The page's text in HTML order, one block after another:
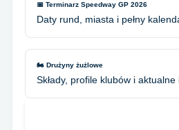
📅 Terminarz Speedway GP 2026
Daty rund, miasta i pełny
🏍️ Drużyny żużlowe
Składy, profile klubów i aktualne